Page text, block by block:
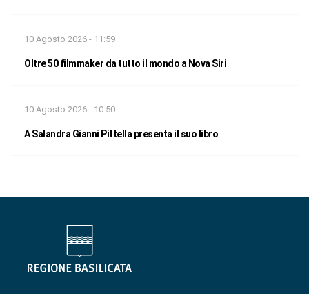
10 Agosto 2026 - 11:59
Oltre 50 filmmaker da tutto il mondo a Nova Siri
10 Agosto 2026 - 10:50
A Salandra Gianni Pittella presenta il suo libro